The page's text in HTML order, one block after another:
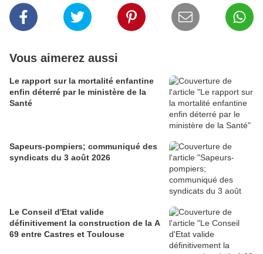
Vous aimerez aussi
Le rapport sur la mortalité enfantine
enfin déterré par le ministère de la
Santé
Sapeurs-pompiers; communiqué des
syndicats du 3 août 2026
Le Conseil d'Etat valide
définitivement la construction de la A
69 entre Castres et Toulouse